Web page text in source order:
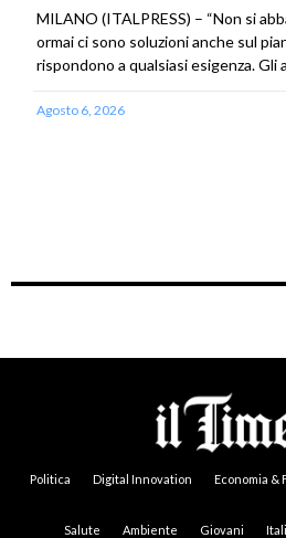
MILANO (ITALPRESS) – “Non si
ormai ci sono soluzioni anche sul
rispondono a qualsiasi esigenza. Gli
Agosto 6, 2026
Politica Digital Innovation Economia &
Salute Ambiente Giovani